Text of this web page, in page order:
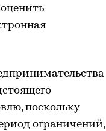
поскольку
ограничений,